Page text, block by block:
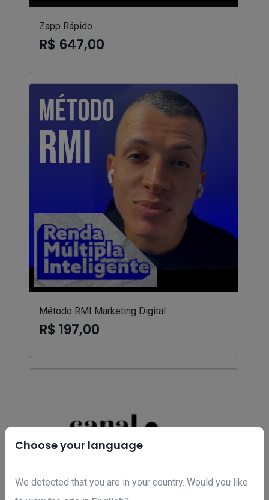
Choose your language
We detected that you are in your country. Would you like
Zapp Rápido
R$ 647,00
Método RMI Marketing Digital
R$ 197,00